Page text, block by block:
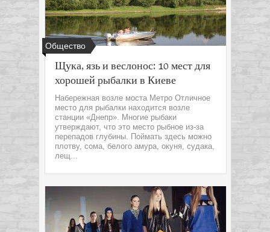
Общество
Щука, язь и веслонос: 10 мест для
хорошей рыбалки в Киеве
Набережная возле моста Метро Отличное
место для рыбалки находится возле
станции «Днепр». Многие рыбаки
утверждают, что это место рыбное из-за
перепадов глубины. Поймать здесь можно
плотву, сома, белого амура, окуня, судака,
лещ...